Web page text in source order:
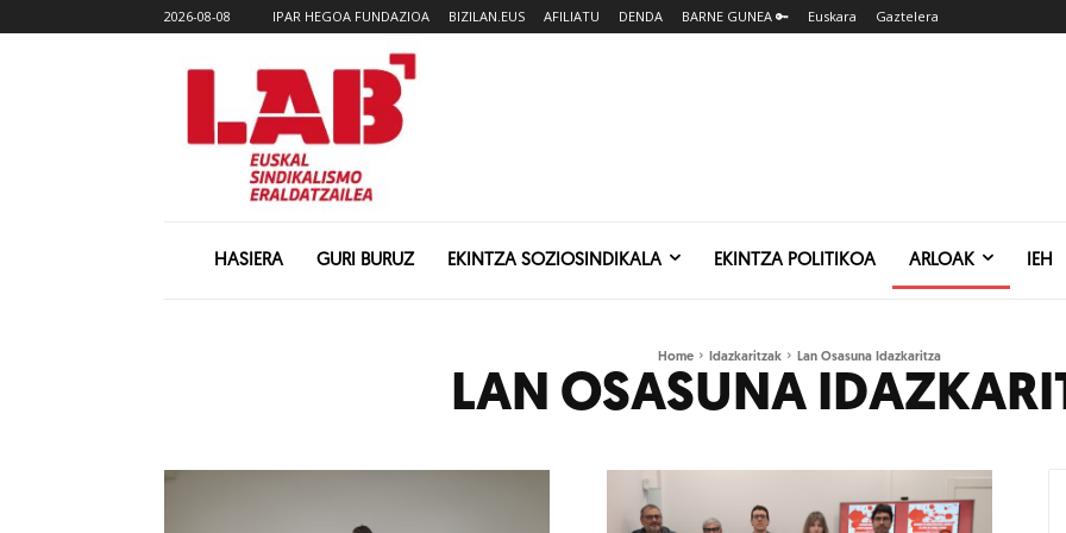
2026-08-08 IPAR HEGOA FUNDAZIOA BIZILAN.EUS AFILIATU DENDA BARNE GUNEA 🔑 Euskara Gaztelera
HASIERA GURI BURUZ EKINTZA SOZIOSINDIKALA EKINTZA POLITIKOA ARLOAK IEH
Home Idazkaritzak Lan Osasuna Idazkaritza
LAN OSASUNA